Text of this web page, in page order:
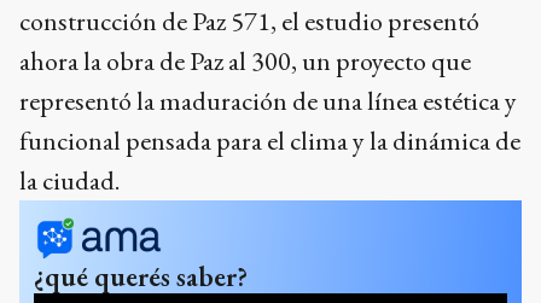
construcción de Paz 571, el estudio presentó
ahora la obra de Paz al 300, un proyecto que
representó la maduración de una línea estética y
funcional pensada para el clima y la dinámica de
la ciudad.
¿qué querés saber?